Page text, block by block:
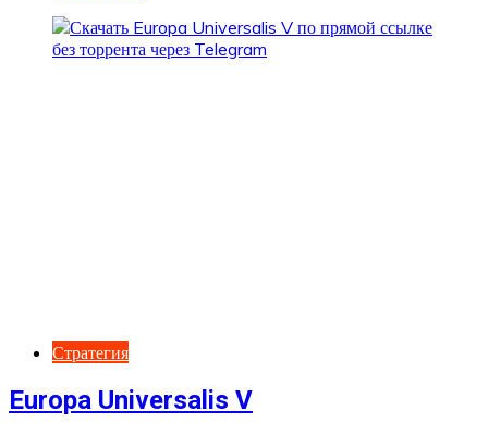
Стратегия
Europa Universalis V